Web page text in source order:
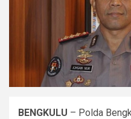
BENGKULU – Polda